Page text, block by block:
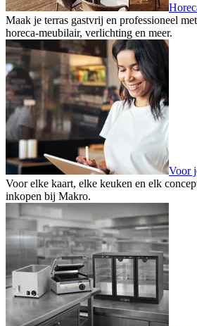
Maak je terras gastvrij en professioneel
horeca‑meubilair, verlichting en meer.
Voor
Voor elke kaart, elke keuken en elk
inkopen bij Makro.